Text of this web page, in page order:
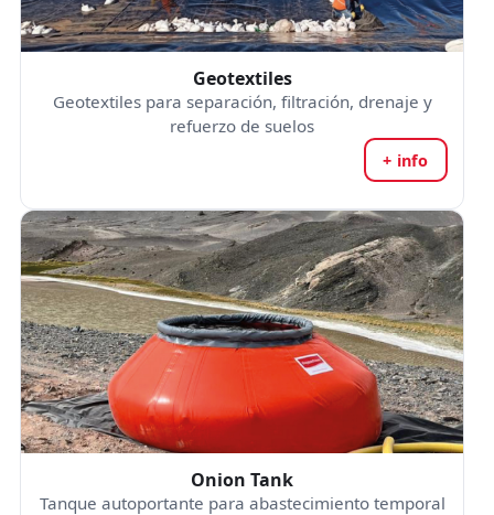
Geotextiles
Geotextiles para separación, filtración, drenaje y
refuerzo de suelos
+ info
Onion Tank
Tanque autoportante para abastecimiento temporal